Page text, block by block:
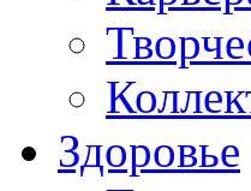
Здоровье